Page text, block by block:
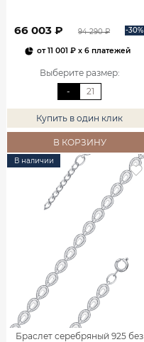
66 003 ₽ 94 290 ₽ -30%
от11 001 ₽ x 6 платежей
Выберите размер:
-
21
Купить в один клик
В КОРЗИНУ
В наличии
Браслет серебряный 925 без